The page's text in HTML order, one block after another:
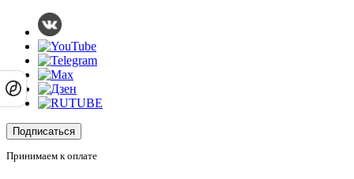
Подписаться
Принимаем к оплате